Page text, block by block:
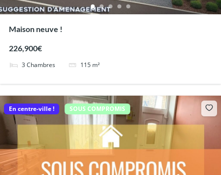
Maison neuve !
226,900€
3 Chambres 115 m²
En centre-ville ! SOUS COMPROMIS